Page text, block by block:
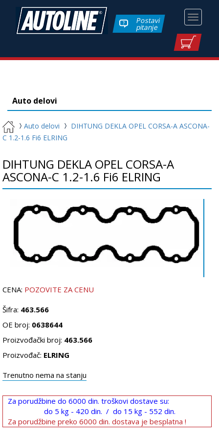
Toggle
Postavi
pitanje
Auto delovi
Auto delovi
DIHTUNG DEKLA OPEL CORSA-A ASCONA-
C 1.2-1.6 Fi6 ELRING
DIHTUNG DEKLA OPEL CORSA-A
ASCONA-C 1.2-1.6 Fi6 ELRING
CENA: POZOVITE ZA CENU
Šifra: 463.566
OE broj: 0638644
Proizvođački broj: 463.566
Proizvođač: ELRING
Trenutno nema na stanju
Za porudžbine do 6000 din. troškovi dostave su:
do 5 kg - 420 din. / do 15 kg - 552 din.
Za porudžbine preko 6000 din. dostava je besplatna !